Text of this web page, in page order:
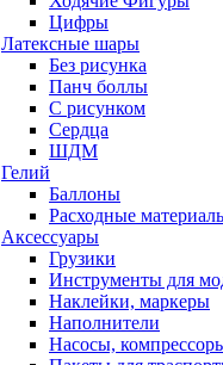
Цифры
Латексные шары
Без рисунка
Панч боллы
С рисунком
Сердца
ШДМ
Гелий
Баллоны
Расходные
Аксессуары
Грузики
Инструменты для
Наклейки, маркеры
Наполнители
Насосы,